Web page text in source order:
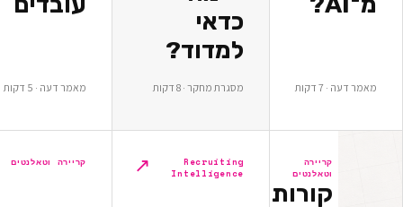
כדאי
למדוד?
מסגרת מחקר · 8 דקות מאמר דעה · 5 דקות
Recruiting
Intelligence
↗ קריירה וטאלנטים ↗